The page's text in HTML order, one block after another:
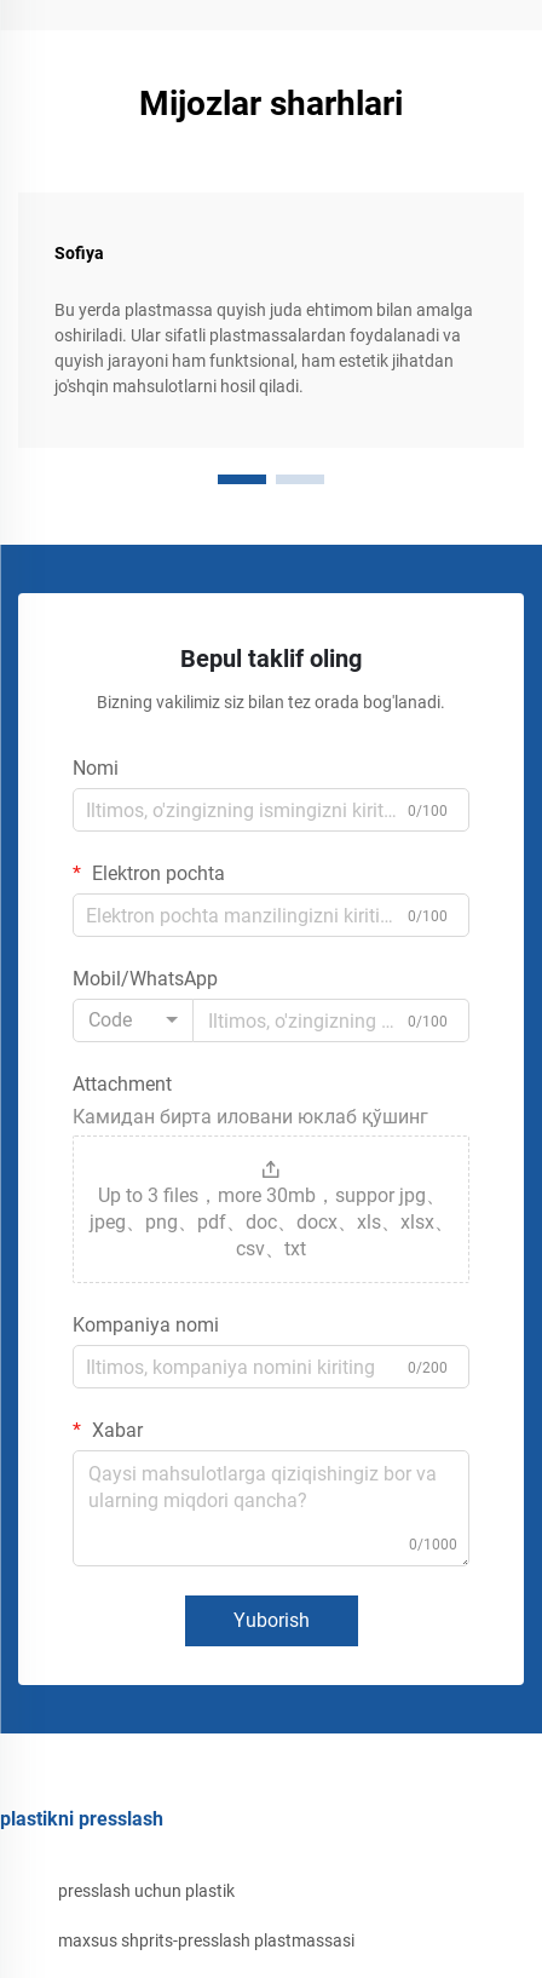
Mijozlar sharhlari
Sofiya
Bu yerda plastmassa quyish juda ehtimom bilan amalga
oshiriladi. Ular sifatli plastmassalardan foydalanadi va
quyish jarayoni ham funktsional, ham estetik jihatdan
jo'shqin mahsulotlarni hosil qiladi.
Bepul taklif oling
Bizning vakilimiz siz bilan tez orada bog'lanadi.
Nomi
0/100
Elektron pochta
0/100
Mobil/WhatsApp
Code
0/100
Attachment
Камидан бирта иловани юклаб қўшинг
Up to 3 files，more 30mb，suppor jpg、
jpeg、png、pdf、doc、docx、xls、xlsx、
csv、txt
Kompaniya nomi
0/200
Xabar
0/1000
Yuborish
plastikni presslash
presslash uchun plastik
maxsus shprits-presslash plastmassasi